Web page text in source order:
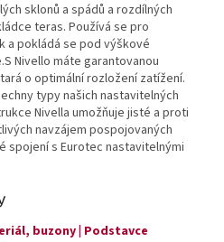
sklonů a spádů a rozdílných
teras. Používá se pro
a pokládá se pod výškové
Nivello máte garantovanou
o optimální rozložení zatížení.
typy našich nastavitelných
Nivella umožňuje jisté a proti
navzájem pospojovaných
spojení s Eurotec nastavitelnými
buzony | Podstavce